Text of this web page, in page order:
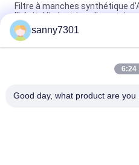
Filtre à manches synthétique
l'hôpital/industries alimentaires
Efficacité F8 multi de fibre de
filtre à air F6 de poche - pour la
Filtre à air compact industriel/
sanny7301
6:24
Good day, what product are you